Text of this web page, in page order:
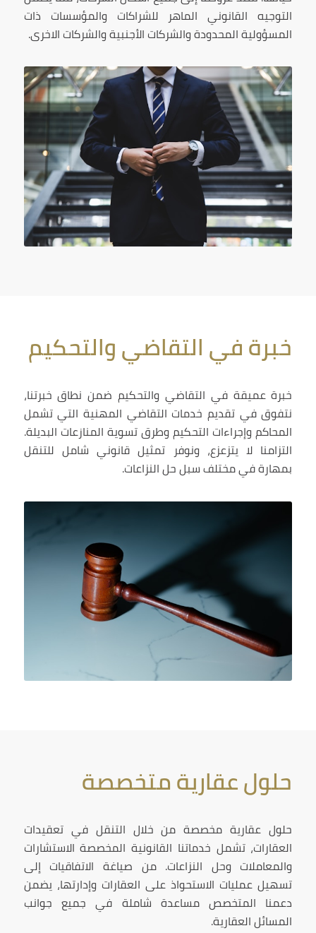
التوجيه القانوني الماهر للشراكات والمؤسسات ذات
المسؤولية المحدودة والشركات الأجنبية والشركات الاخرى.
خبرة في التقاضي والتحكيم
خبرة عميقة في التقاضي والتحكيم ضمن نطاق خبرتنا،
نتفوق في تقديم خدمات التقاضي المهنية التي تشمل
المحاكم وإجراءات التحكيم وطرق تسوية المنازعات البديلة.
التزامنا لا يتزعزع، ونوفر تمثيل قانوني شامل للتنقل
بمهارة في مختلف سبل حل النزاعات.
حلول عقارية متخصصة
حلول عقارية مخصصة من خلال التنقل في تعقيدات
العقارات، تشمل خدماتنا القانونية المخصصة الاستشارات
والمعاملات وحل النزاعات. من صياغة الاتفاقيات إلى
تسهيل عمليات الاستحواذ على العقارات وإدارتها، يضمن
دعمنا المتخصص مساعدة شاملة في جميع جوانب
المسائل العقارية.